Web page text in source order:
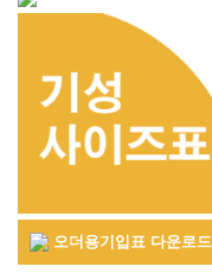
오더용기입표 다운로드